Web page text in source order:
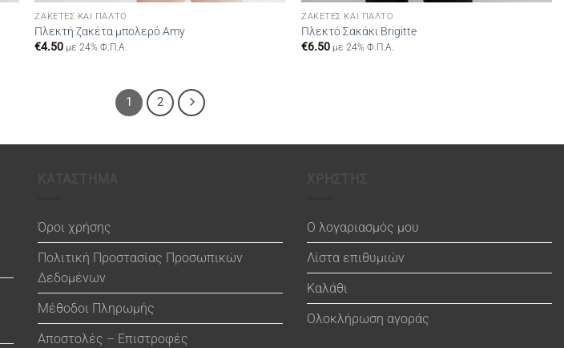
ΖΑΚΈΤΕΣ ΚΑΙ ΠΑΛΤΌ
Πλεκτή ζακέτα μπολερό Amy
€4.50 με 24% Φ.Π.Α.
ΖΑΚΈΤΕΣ ΚΑΙ ΠΑΛΤΌ
Πλεκτό Σακάκι Brigitte
€6.50 με 24% Φ.Π.Α.
1 2
Όροι χρήσης
Πολιτική Προστασίας Προσωπικών
Δεδομένων
Μέθοδοι Πληρωμής
Αποστολές – Επιστροφές
Ο λογαριασμός μου
Λίστα επιθυμιών
Καλάθι
Ολοκλήρωση αγοράς